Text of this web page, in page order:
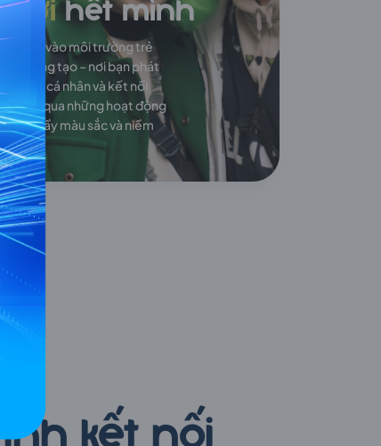
mình vào môi trường trẻ
sáng tạo – nơi bạn phát
giá trị cá nhân và kết nối
đội qua những hoạt động
hóa đầy màu sắc và niềm
kết nối